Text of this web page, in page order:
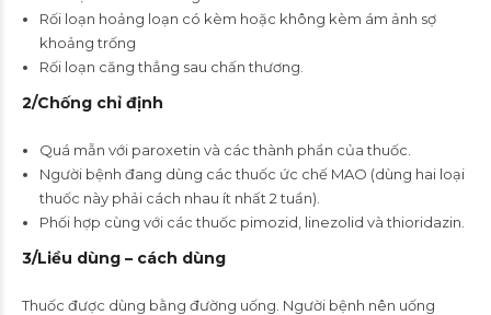
Rối loạn hoảng loạn có kèm hoặc không kèm ám ảnh sợ
khoảng trống
Rối loạn căng thẳng sau chấn thương.
2/Chống chỉ định
Quá mẫn với paroxetin và các thành phần của thuốc.
Người bệnh đang dùng các thuốc ức chế MAO (dùng hai loại
thuốc này phải cách nhau ít nhất 2 tuần).
Phối hợp cùng với các thuốc pimozid, linezolid và thioridazin.
3/Liều dùng – cách dùng
Thuốc được dùng bằng đường uống. Người bệnh nên uống